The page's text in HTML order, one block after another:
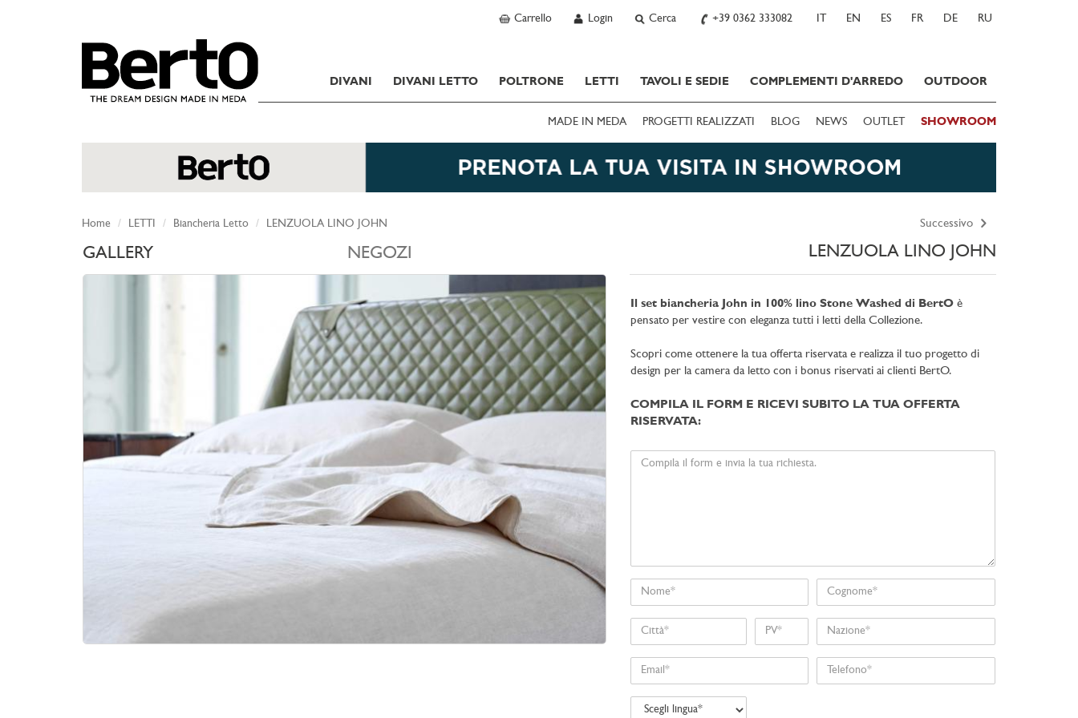
Carrello Login Cerca +39 0362 333082 IT EN ES FR DE RU
DIVANI DIVANI LETTO POLTRONE LETTI TAVOLI E SEDIE COMPLEMENTI D'ARREDO OUTDOOR
MADE IN MEDA PROGETTI REALIZZATI BLOG NEWS OUTLET SHOWROOM
Successivo
Home LETTI Biancheria Letto LENZUOLA LINO JOHN
LENZUOLA LINO JOHN
GALLERY NEGOZI
Il set biancheria John in 100% lino Stone Washed di BertOè
pensato per vestire con eleganza tutti i letti della Collezione.
Scopri come ottenere la tua offerta riservata e realizza il tuo progetto di
design per la camera da letto con i bonus riservati ai clienti BertO.
COMPILA IL FORM E RICEVI SUBITO LA TUA OFFERTA
RISERVATA:
Nome Cognome
Città Nome Nazione
Email Telefono
Scegli